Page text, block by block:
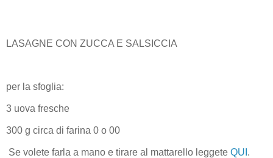
LASAGNE CON ZUCCA E SALSICCIA
per la sfoglia:
3 uova fresche
300 g circa di farina 0 o 00
Se volete farla a mano e tirare al mattarello leggete QUI .